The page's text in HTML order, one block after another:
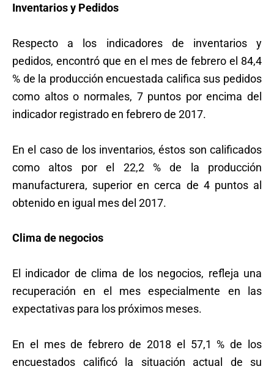
Inventarios y Pedidos
Respecto a los indicadores de inventarios y
pedidos, encontró que en el mes de febrero el 84,4
% de la producción encuestada califica sus pedidos
como altos o normales, 7 puntos por encima del
indicador registrado en febrero de 2017.
En el caso de los inventarios, éstos son calificados
como altos por el 22,2 % de la producción
manufacturera, superior en cerca de 4 puntos al
obtenido en igual mes del 2017.
Clima de negocios
El indicador de clima de los negocios, refleja una
recuperación en el mes especialmente en las
expectativas para los próximos meses.
En el mes de febrero de 2018 el 57,1 % de los
encuestados calificó la situación actual de su